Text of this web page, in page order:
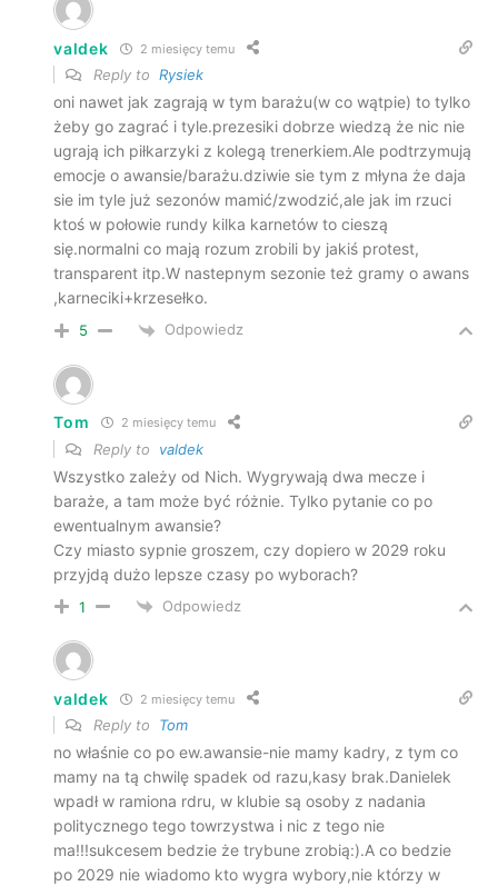
valdek 2 miesięcy temu
Reply toRysiek
oni nawet jak zagrają w tym barażu(w co wątpie) to tylko
żeby go zagrać i tyle.prezesiki dobrze wiedzą że nic nie
ugrają ich piłkarzyki z kolegą trenerkiem.Ale podtrzymują
emocje o awansie/barażu.dziwie sie tym z młyna że daja
sie im tyle już sezonów mamić/zwodzić,ale jak im rzuci
ktoś w połowie rundy kilka karnetów to cieszą
się.normalni co mają rozum zrobili by jakiś protest,
transparent itp.W nastepnym sezonie też gramy o awans
,karneciki+krzesełko.
5 Odpowiedz
Tom 2 miesięcy temu
Reply to valdek
Wszystko zależy od Nich. Wygrywają dwa mecze i
baraże, a tam może być różnie. Tylko pytanie co po
ewentualnym awansie?
Czy miasto sypnie groszem, czy dopiero w 2029 roku
przyjdą dużo lepsze czasy po wyborach?
1 Odpowiedz
valdek 2 miesięcy temu
Reply to Tom
no właśnie co po ew.awansie-nie mamy kadry, z tym co
mamy na tą chwilę spadek od razu,kasy brak.Danielek
wpadł w ramiona rdru, w klubie są osoby z nadania
politycznego tego towrzystwa i nic z tego nie
ma!!!sukcesem bedzie że trybune zrobią:).A co bedzie
po 2029 nie wiadomo kto wygra wybory,nie którzy w